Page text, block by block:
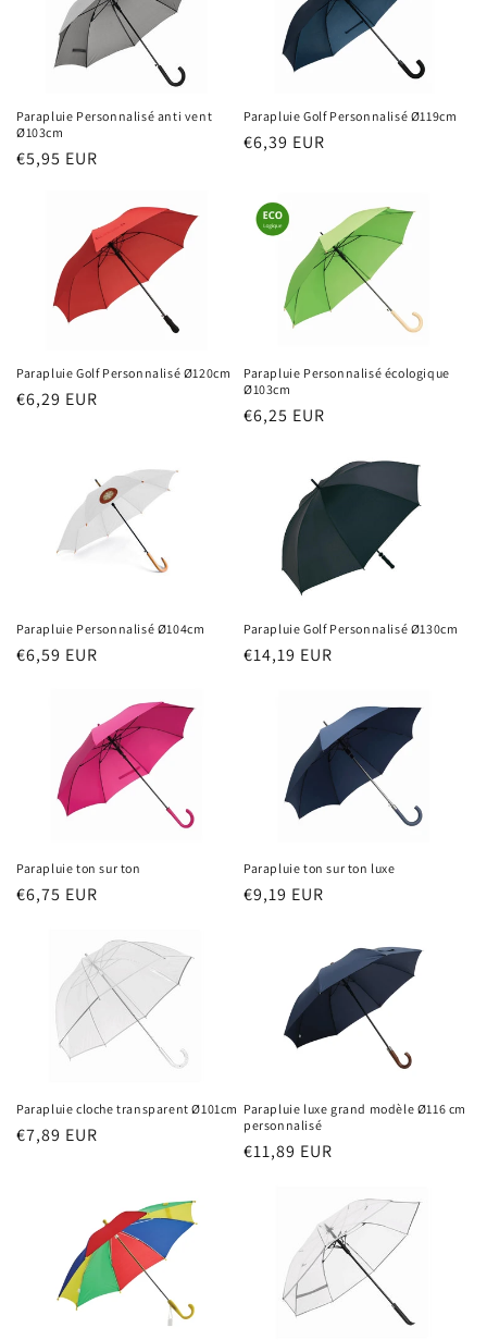
Parapluie Personnalisé anti vent
Ø103cm
Prix
€5,95 EUR
Parapluie Golf Personnalisé Ø119cm
Prix
€6,39 EUR
Parapluie Golf Personnalisé Ø120cm
Prix
€6,29 EUR
Parapluie Personnalisé écologique
Ø103cm
Prix
€6,25 EUR
Parapluie Personnalisé Ø104cm
Prix
€6,59 EUR
Parapluie Golf Personnalisé Ø130cm
Prix
€14,19 EUR
Parapluie ton sur ton
Prix
€6,75 EUR
Parapluie ton sur ton luxe
Prix
€9,19 EUR
Parapluie cloche transparent Ø101cm
Prix
€7,89 EUR
Parapluie luxe grand modèle Ø116 cm
personnalisé
Prix
€11,89 EUR